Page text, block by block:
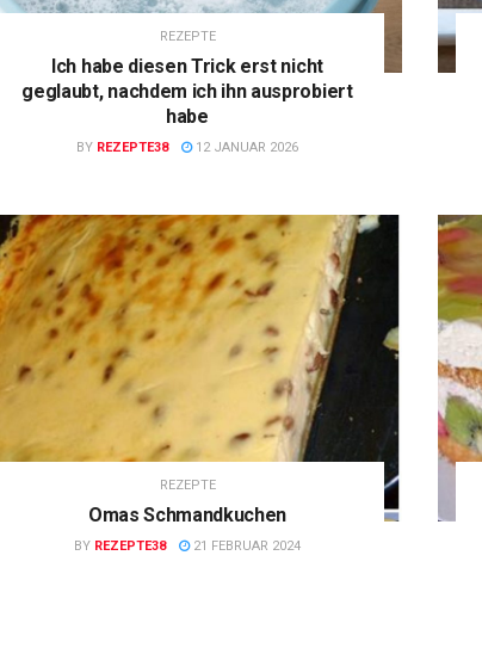
REZEPTE
Ich habe diesen Trick erst nicht
geglaubt, nachdem ich ihn ausprobiert
habe
BY REZEPTE38 12 JANUAR 2026
REZEPTE
Omas Schmandkuchen
BY REZEPTE38 21 FEBRUAR 2024